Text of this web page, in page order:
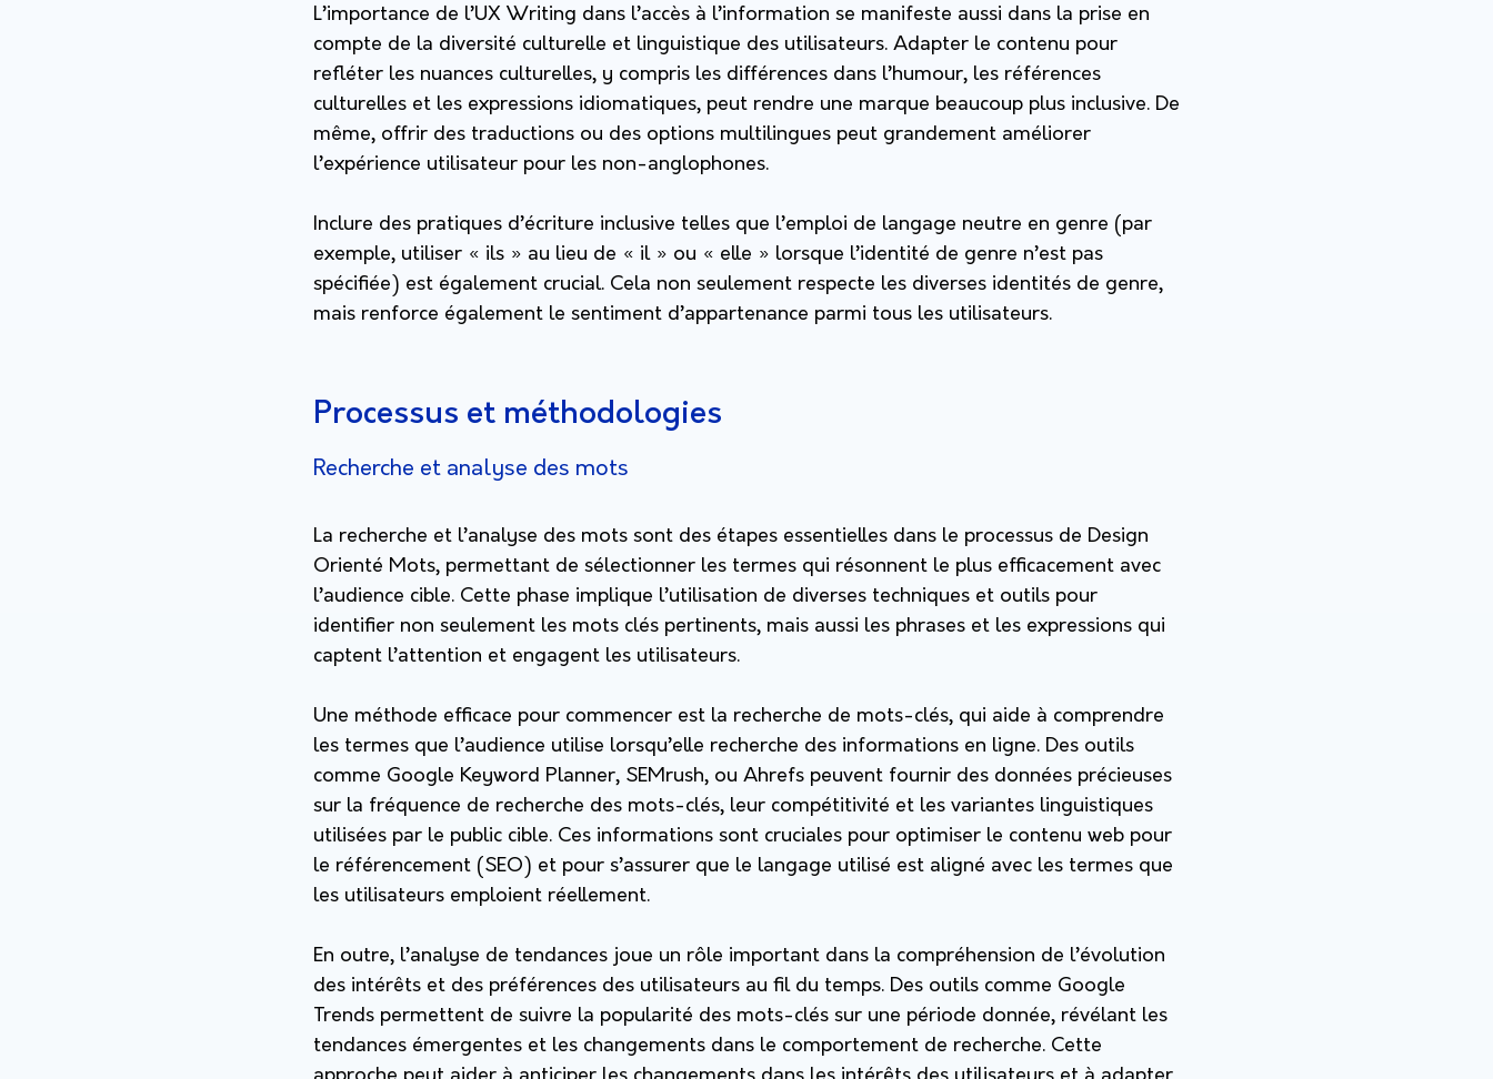
L’importance de l’UX Writing dans l’accès à l’information se manifeste aussi dans la prise en
compte de la diversité culturelle et linguistique des utilisateurs. Adapter le contenu pour
refléter les nuances culturelles, y compris les différences dans l’humour, les références
culturelles et les expressions idiomatiques, peut rendre une marque beaucoup plus inclusive. De
même, offrir des traductions ou des options multilingues peut grandement améliorer
l’expérience utilisateur pour les non-anglophones.
Inclure des pratiques d’écriture inclusive telles que l’emploi de langage neutre en genre (par
exemple, utiliser « ils » au lieu de « il » ou « elle » lorsque l’identité de genre n’est pas
spécifiée) est également crucial. Cela non seulement respecte les diverses identités de genre,
mais renforce également le sentiment d’appartenance parmi tous les utilisateurs.
Processus et méthodologies
Recherche et analyse des mots
La recherche et l’analyse des mots sont des étapes essentielles dans le processus de Design
Orienté Mots, permettant de sélectionner les termes qui résonnent le plus efficacement avec
l’audience cible. Cette phase implique l’utilisation de diverses techniques et outils pour
identifier non seulement les mots clés pertinents, mais aussi les phrases et les expressions qui
captent l’attention et engagent les utilisateurs.
Une méthode efficace pour commencer est la recherche de mots-clés, qui aide à comprendre
les termes que l’audience utilise lorsqu’elle recherche des informations en ligne. Des outils
comme Google Keyword Planner, SEMrush, ou Ahrefs peuvent fournir des données précieuses
sur la fréquence de recherche des mots-clés, leur compétitivité et les variantes linguistiques
utilisées par le public cible. Ces informations sont cruciales pour optimiser le contenu web pour
le référencement (SEO) et pour s’assurer que le langage utilisé est aligné avec les termes que
les utilisateurs emploient réellement.
En outre, l’analyse de tendances joue un rôle important dans la compréhension de l’évolution
des intérêts et des préférences des utilisateurs au fil du temps. Des outils comme Google
Trends permettent de suivre la popularité des mots-clés sur une période donnée, révélant les
tendances émergentes et les changements dans le comportement de recherche. Cette